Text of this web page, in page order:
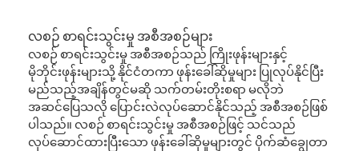
လစဉ် စာရင်းသွင်းမှု အစီအစဉ်များ
လစဉ် စာရင်းသွင်းမှု အစီအစဉ်သည် ကြိုးဖုန်းများနှင့်
မိုဘိုင်းဖုန်းများသို့ နိုင်ငံတကာ ဖုန်းခေါ်ဆိုမှုများ ပြုလုပ်နိုင်ပြီး
မည်သည့်အချိန်တွင်မဆို သက်တမ်းတိုးစရာ မလိုဘဲ
အဆင်ပြေသလို ပြောင်းလဲလုပ်ဆောင်နိုင်သည့် အစီအစဉ်ဖြစ်
ပါသည်။ လစဉ် စာရင်းသွင်းမှု အစီအစဉ်ဖြင့် သင်သည်
လုပ်ဆောင်ထားပြီးသော ဖုန်းခေါ်ဆိုမှုများတွင် ပိုက်ဆံချွေတာ